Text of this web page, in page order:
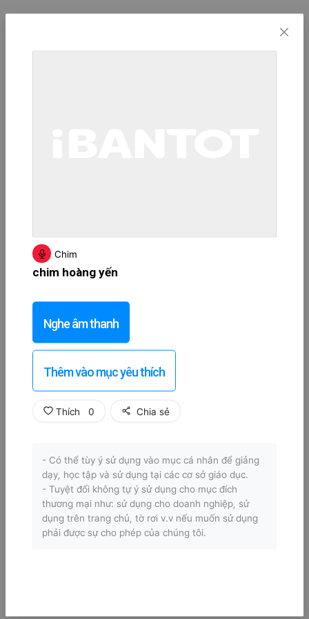
Chim
chim hoàng yến
Nghe âm thanh
Thêm vào mục yêu thích
Thích 0 Chia sẻ
- Có thể tùy ý sử dụng vào mục cá nhân để giảng
dạy, học tập và sử dụng tại các cơ sở giáo dục.
- Tuyệt đối không tự ý sử dụng cho mục đích
thương mại như: sử dụng cho doanh nghiệp, sử
dụng trên trang chủ, tờ rơi v.v nếu muốn sử dụng
phải được sự cho phép của chúng tôi.